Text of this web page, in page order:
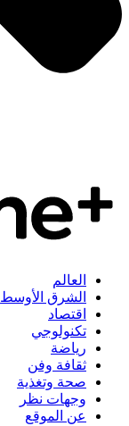
العالم
الشرق الأوسط
اقتصاد
تكنولوجي
رياضة
ثقافة وفن
صحة وتغذية
وجهات نظر
عن الموقع